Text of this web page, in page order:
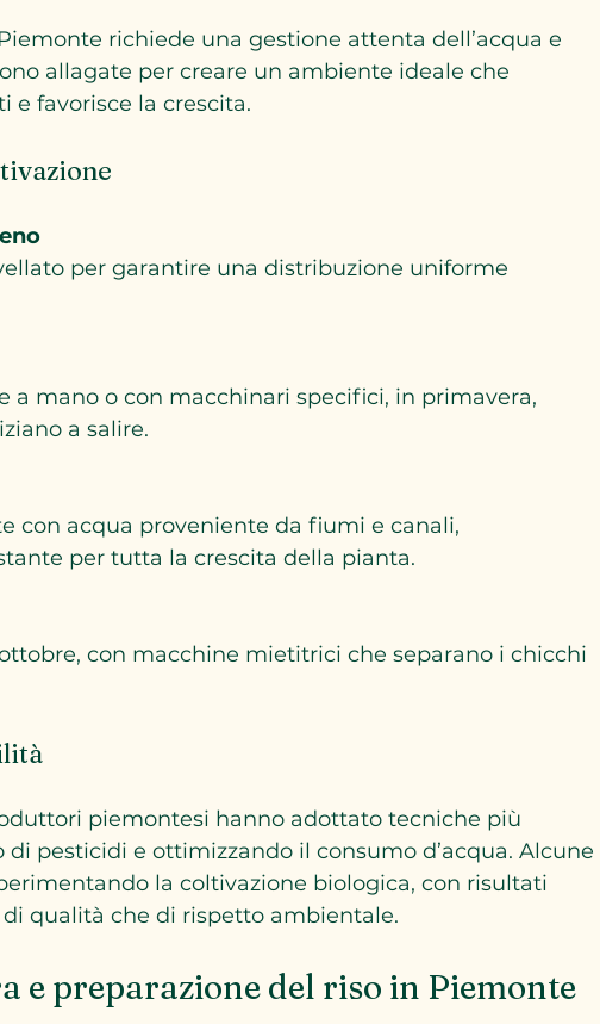
richiede una gestione attenta dell’acqua e
allagate per creare un ambiente ideale che
e favorisce la crescita.
a salire.
per tutta la crescita della pianta.
piemontesi hanno adottato tecniche più
di pesticidi e ottimizzando il consumo d’acqua. Alcune
la coltivazione biologica, con risultati
qualità che di rispetto ambientale.
e preparazione del riso in Piemonte